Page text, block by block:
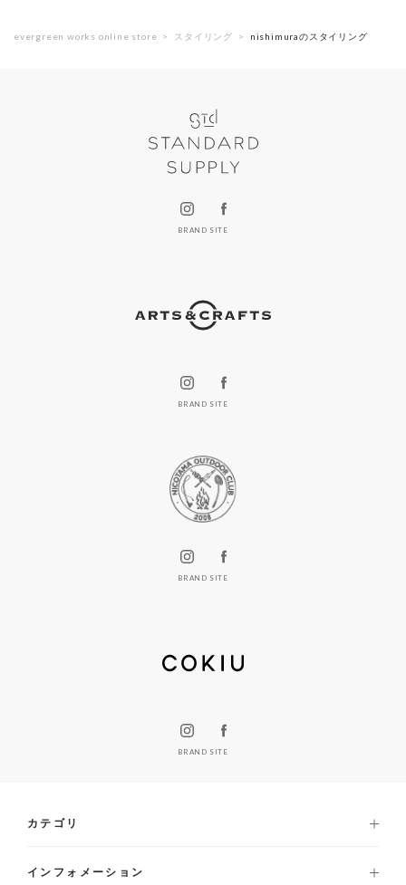
evergreen works online store スタイリング nishimuraのスタイリング
BRAND SITE
BRAND SITE
BRAND SITE
BRAND SITE
カテゴリ
インフォメーション